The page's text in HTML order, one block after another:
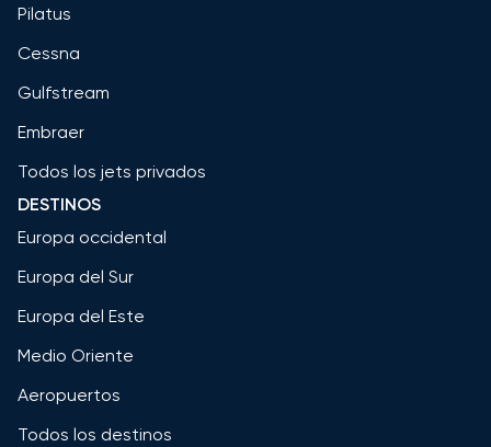
Pilatus
Cessna
Gulfstream
Embraer
Todos los jets privados
DESTINOS
Europa occidental
Europa del Sur
Europa del Este
Medio Oriente
Aeropuertos
Todos los destinos